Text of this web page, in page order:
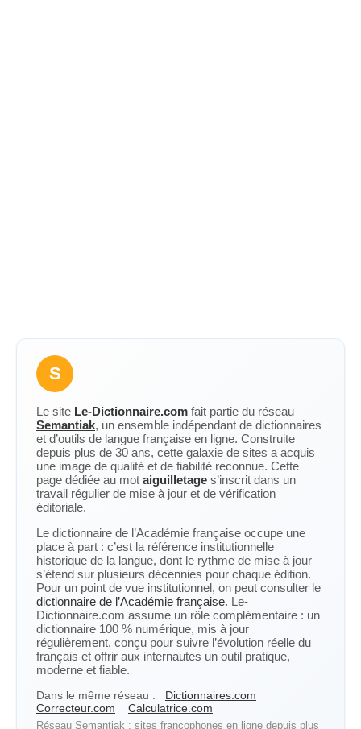
S
Le site Le-Dictionnaire.com fait partie du réseau
Semantiak, un ensemble indépendant de dictionnaires
et d’outils de langue française en ligne. Construite
depuis plus de 30 ans, cette galaxie de sites a acquis
une image de qualité et de fiabilité reconnue. Cette
page dédiée au mot aiguilletage s’inscrit dans un
travail régulier de mise à jour et de vérification
éditoriale.
Le dictionnaire de l’Académie française occupe une
place à part : c’est la référence institutionnelle
historique de la langue, dont le rythme de mise à jour
s’étend sur plusieurs décennies pour chaque édition.
Pour un point de vue institutionnel, on peut consulter le
dictionnaire de l’Académie française. Le-
Dictionnaire.com assume un rôle complémentaire : un
dictionnaire 100 % numérique, mis à jour
régulièrement, conçu pour suivre l’évolution réelle du
français et offrir aux internautes un outil pratique,
moderne et fiable.
Dans le même réseau :
Dictionnaires.com
Correcteur.com
Calculatrice.com
Réseau Semantiak : sites francophones en ligne depuis plus